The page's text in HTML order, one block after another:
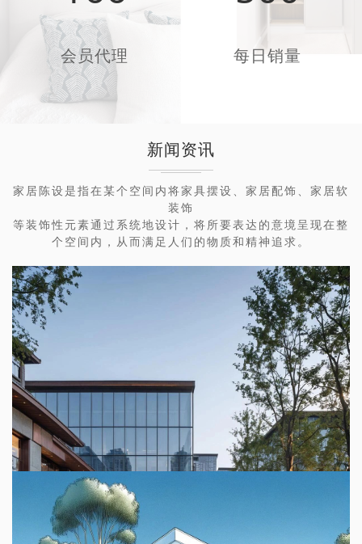
会员代理 每日销量
新闻资讯
家居陈设是指在某个空间内将家具摆设、家居配饰、家居软
装饰
等装饰性元素通过系统地设计，将所要表达的意境呈现在整
个空间内，从而满足人们的物质和精神追求。